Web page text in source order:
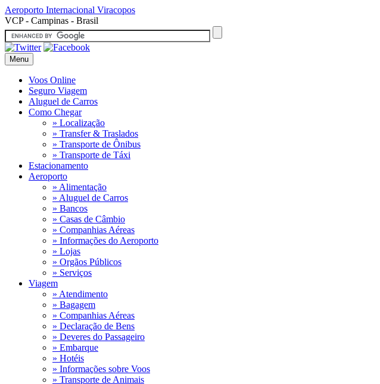
Aeroporto Internacional Viracopos
VCP - Campinas - Brasil
Menu
Voos Online
Seguro Viagem
Aluguel de Carros
Como Chegar
» Localização
» Transfer & Traslados
» Transporte de Ônibus
» Transporte de Táxi
Estacionamento
Aeroporto
» Alimentação
» Aluguel de Carros
» Bancos
» Casas de Câmbio
» Companhias Aéreas
» Informações do Aeroporto
» Lojas
» Orgãos Públicos
» Serviços
Viagem
» Atendimento
» Bagagem
» Companhias Aéreas
» Declaração de Bens
» Deveres do Passageiro
» Embarque
» Hotéis
» Informações sobre Voos
» Transporte de Animais